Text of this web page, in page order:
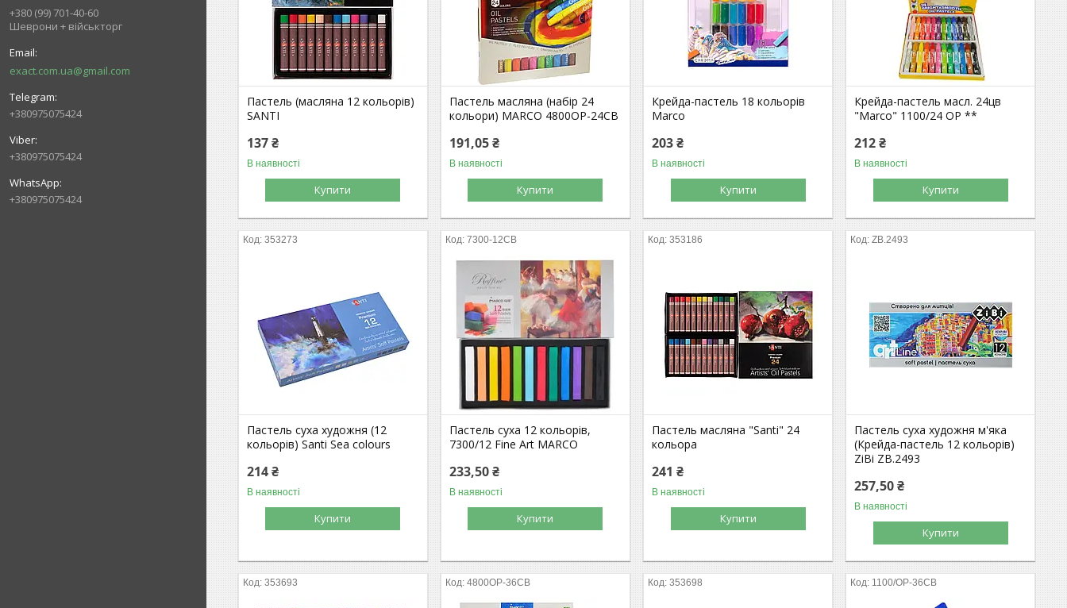
+380 (99) 701-40-60
Шеврони + військторг
exact.com.ua@gmail.com
+380975075424
+380975075424
+380975075424
Пастель (масляна 12 кольорів)
SANTI
137 ₴
В наявності
Купити
Пастель масляна (набір 24
кольори) MARCO 4800OP-24СВ
191,05 ₴
В наявності
Купити
Крейда-пастель 18 кольорів
Marco
203 ₴
В наявності
Купити
Крейда-пастель масл. 24цв
"Marco" 1100/24 OP **
212 ₴
В наявності
Купити
353273
Пастель суха художня (12
кольорів) Santi Sea colours
214 ₴
В наявності
Купити
7300-12CB
Пастель суха 12 кольорів,
7300/12 Fine Art MARCO
233,50 ₴
В наявності
Купити
353186
Пастель масляна "Santi" 24
кольора
241 ₴
В наявності
Купити
ZB.2493
Пастель суха художня м'яка
(Крейда-пастель 12 кольорів)
ZiBi ZB.2493
257,50 ₴
В наявності
Купити
353693 4800OP-36CB 353698 1100/ОР-36СВ